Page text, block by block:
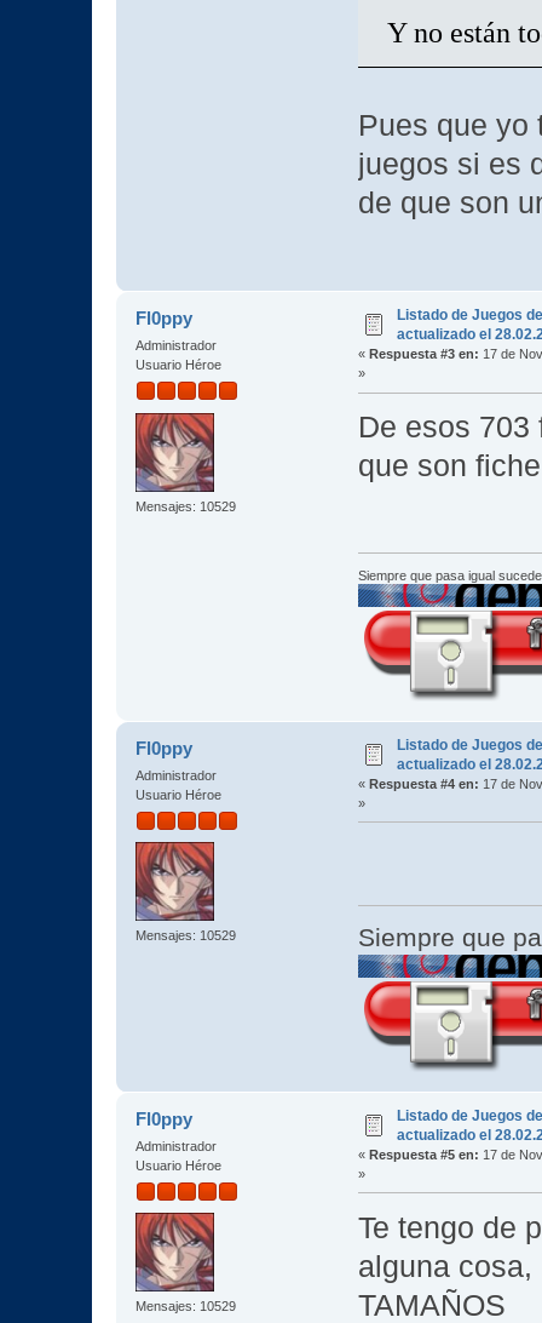
Y no están
Pues que yo
juegos si es
de que son
Fl0ppy
Administrador
Usuario Héroe
Mensajes: 10529
Listado de Juegos
actualizado el
« Respuesta #3 en: 17 de
»
De esos 703
que son
Siempre que pasa igual
Fl0ppy
Administrador
Usuario Héroe
Mensajes: 10529
Listado de Juegos
actualizado el
« Respuesta #4 en: 17 de
»
Siempre que
Fl0ppy
Administrador
Usuario Héroe
Mensajes: 10529
Listado de Juegos
actualizado el
« Respuesta #5 en: 17 de
»
Te tengo de
alguna
TAMAÑOS